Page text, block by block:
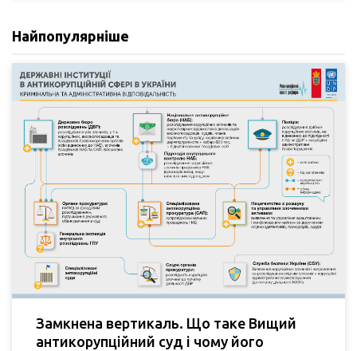
Найпопулярніше
Замкнена вертикаль. Що таке Вищий
антикорупційний суд і чому його